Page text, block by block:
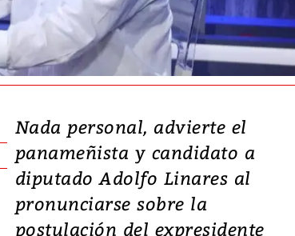
Nada personal, advierte el
panameñista y candidato a
diputado Adolfo Linares al
pronunciarse sobre la
postulación del expresidente
Un fuerte terremoto de magnitud
al sur de Japón, provocando una
emergencia de gran ...